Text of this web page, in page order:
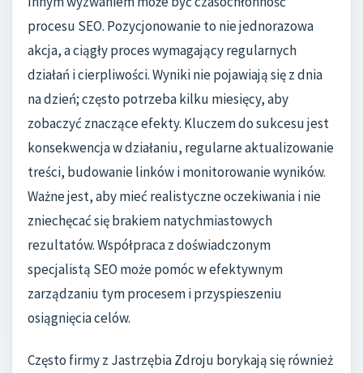
procesu SEO. Pozycjonowanie to nie jednorazowa
akcja, a ciągły proces wymagający regularnych
działań i cierpliwości. Wyniki nie pojawiają się z dnia
na dzień; często potrzeba kilku miesięcy, aby
zobaczyć znaczące efekty. Kluczem do sukcesu jest
konsekwencja w działaniu, regularne aktualizowanie
treści, budowanie linków i monitorowanie wyników.
Ważne jest, aby mieć realistyczne oczekiwania i nie
zniechęcać się brakiem natychmiastowych
rezultatów. Współpraca z doświadczonym
specjalistą SEO może pomóc w efektywnym
zarządzaniu tym procesem i przyspieszeniu
osiągnięcia celów.
Często firmy z Jastrzębia Zdroju borykają się również